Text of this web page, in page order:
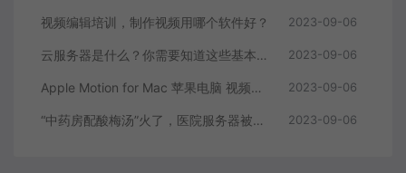
视频编辑培训，制作视频用哪个软件好？ 2023-09-06
云服务器是什么？你需要知道这些基本知识 2023-09-06
Apple Motion for Mac 苹果电脑 视频编辑软件 2023-09-06
“中药房配酸梅汤”火了，医院服务器被挤爆，网友：更适合中国宝宝体质 2023-09-06